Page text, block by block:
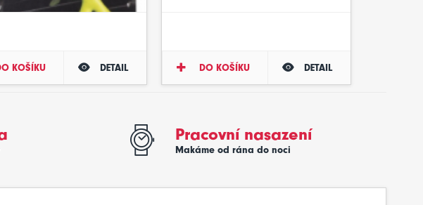
KOŠÍKU DETAIL DO KOŠÍKU DETAIL
Pracovní nasazení
Makáme od rána do noci